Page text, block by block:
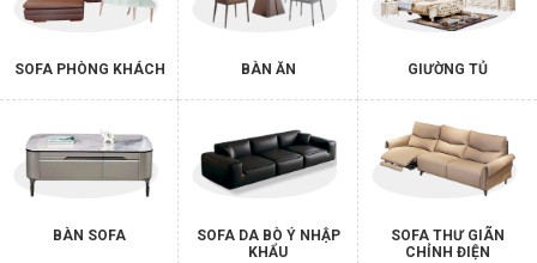
SOFA PHÒNG KHÁCH BÀN ĂN GIƯỜNG TỦ
BÀN SOFA
SOFA DA BÒ Ý NHẬP
KHẨU
SOFA THƯ GIÃN
CHỈNH ĐIỆN